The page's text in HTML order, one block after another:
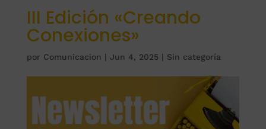
III Edición «Creando
Conexiones»
por Comunicacion | Jun 4, 2025 | Sin categoría